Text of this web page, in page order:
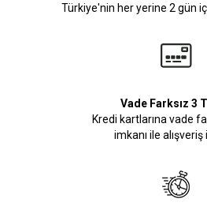
Türkiye'nin her yerine 2 gün
Vade Farksız 3
Kredi kartlarına vade
imkanı ile alışveriş